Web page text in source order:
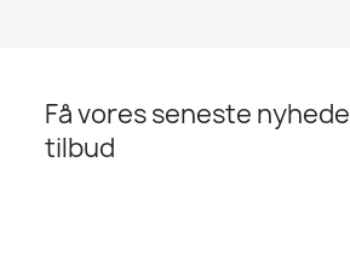
Få vores seneste
tilbud